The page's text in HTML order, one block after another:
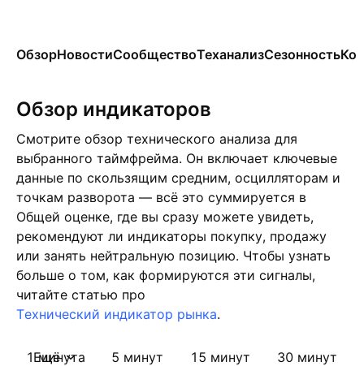
ОбзорНовостиСообществоТеханализСезонность
Обзор индикаторов
Смотрите обзор технического анализа для
выбранного таймфрейма. Он включает ключевые
данные по скользящим средним, осцилляторам и
точкам разворота — всё это суммируется в
Общей оценке, где вы сразу можете увидеть,
рекомендуют ли индикаторы покупку, продажу
или занять нейтральную позицию. Чтобы узнать
больше о том, как формируются эти сигналы,
читайте статью про
Tехнический индикатор рынка.
1 минута 5 минут 15 минут 30 минут
Ещё